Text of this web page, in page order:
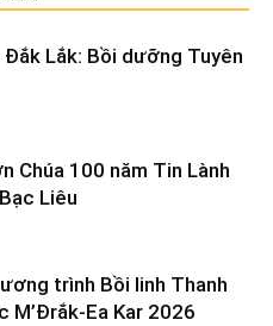
Đắk Lắk: Bồi dưỡng Tuyên
Chúa 100 năm Tin Lành
Liêu
trình Bồi linh Thanh
M’Đrắk-Ea Kar 2026